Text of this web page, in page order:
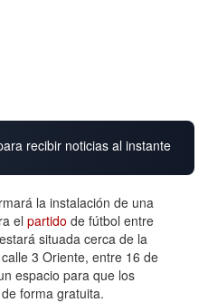
recibir noticias al instante
la instalación de una
el partido de fútbol entre
situada cerca de la
3 Oriente, entre 16 de
espacio para que los
forma gratuita.